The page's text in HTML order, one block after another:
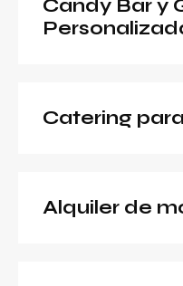
Candy Bar y
Catering
Alquiler de